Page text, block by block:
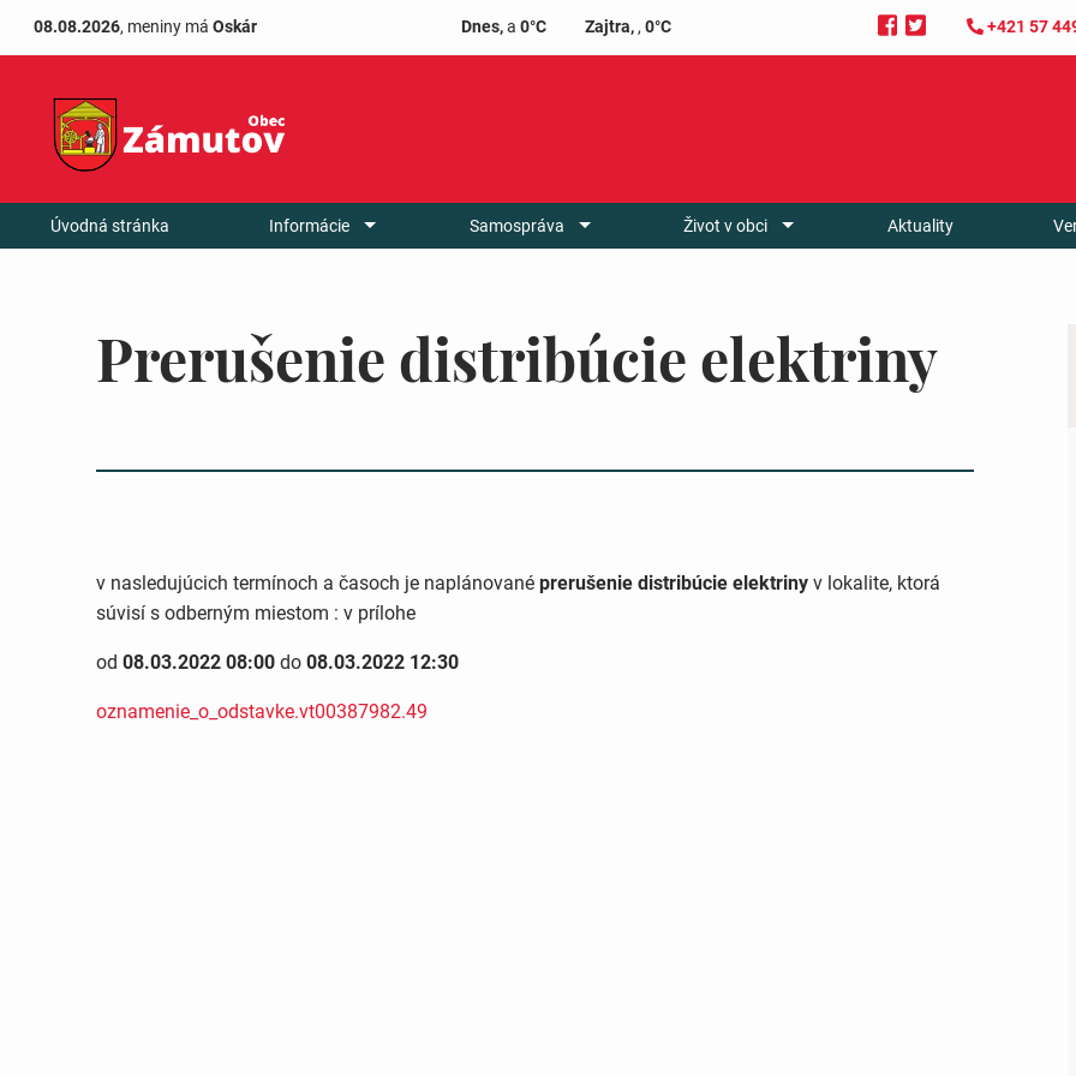
08.08.2026, meniny má Oskár Dnes, a 0°C Zajtra,, 0°C +421 57
Úvodná stránka Informácie Samospráva Život v obci Aktuality
Prerušenie distribúcie elektriny
v nasledujúcich termínoch a časoch je naplánované prerušenie distribúcie elektriny v lokalite, ktorá
súvisí s odberným miestom : v prílohe
od 08.03.2022 08:00 do 08.03.2022 12:30
oznamenie_o_odstavke.vt00387982.49